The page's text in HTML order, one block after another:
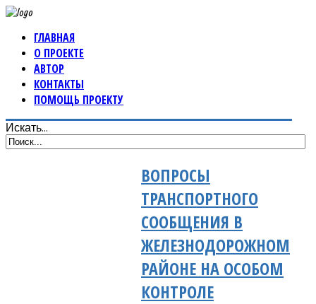
ГЛАВНАЯ
О ПРОЕКТЕ
АВТОР
КОНТАКТЫ
ПОМОЩЬ ПРОЕКТУ
Искать...
ВОПРОСЫ
ТРАНСПОРТНОГО
СООБЩЕНИЯ В
ЖЕЛЕЗНОДОРОЖНОМ
РАЙОНЕ НА ОСОБОМ
КОНТРОЛЕ